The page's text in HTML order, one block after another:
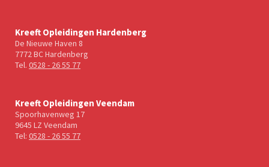
Kreeft Opleidingen Hardenberg
De Nieuwe Haven 8
7772 BC Hardenberg
Tel. 0528 - 26 55 77
Kreeft Opleidingen Veendam
Spoorhavenweg 17
9645 LZ Veendam
Tel: 0528 - 26 55 77